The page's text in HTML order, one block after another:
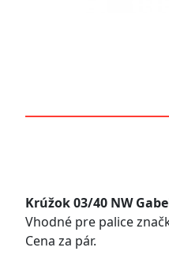
palice
Krúžok 03/40 NW
Vhodné pre palice
Cena za pár.